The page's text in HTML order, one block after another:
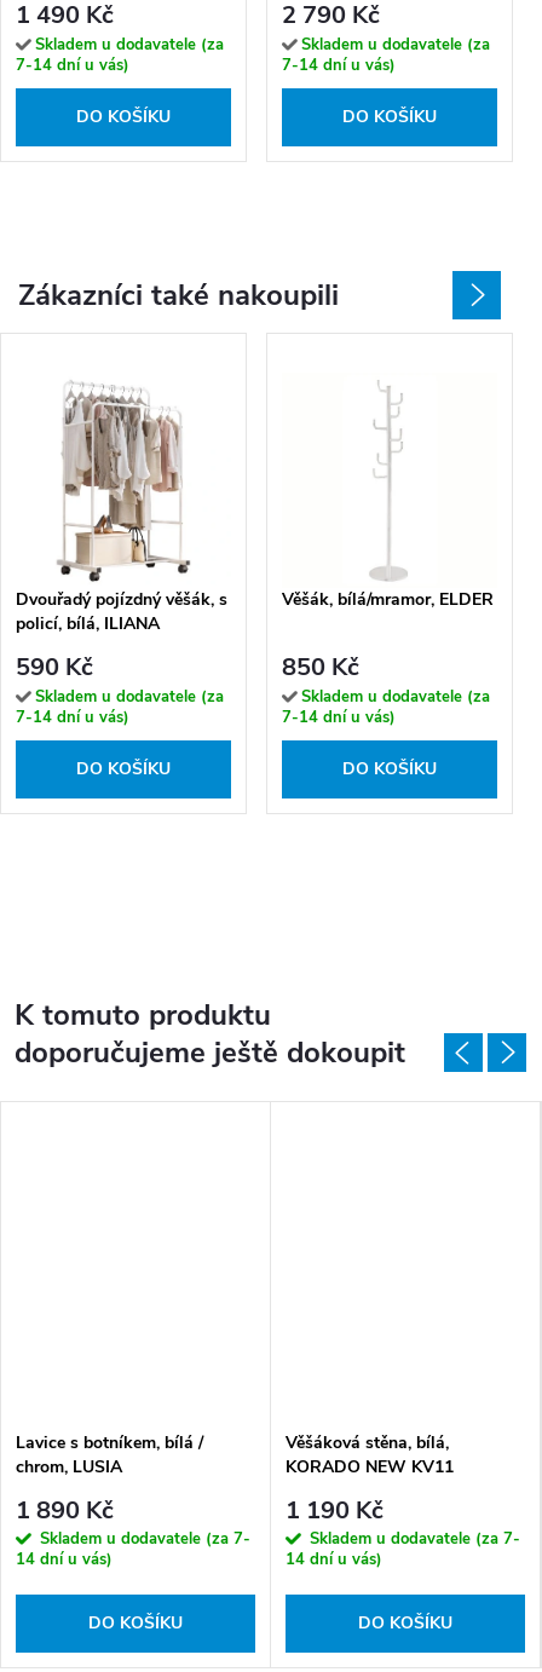
1 490 Kč
Skladem u dodavatele (za
7-14 dní u vás)
DO KOŠÍKU
2 790 Kč
Skladem u dodavatele (za
7-14 dní u vás)
DO KOŠÍKU
Zákazníci také nakoupili
Dvouřadý pojízdný věšák, s
policí, bílá, ILIANA
590 Kč
Skladem u dodavatele (za
7-14 dní u vás)
DO KOŠÍKU
Věšák, bílá/mramor, ELDER
850 Kč
Skladem u dodavatele (za
7-14 dní u vás)
DO KOŠÍKU
K tomuto produktu
doporučujeme ještě dokoupit
Lavice s botníkem, bílá /
chrom, LUSIA
1 890 Kč
Skladem u dodavatele (za 7-
14 dní u vás)
DO KOŠÍKU
Věšáková stěna, bílá,
KORADO NEW KV11
1 190 Kč
Skladem u dodavatele (za 7-
14 dní u vás)
DO KOŠÍKU